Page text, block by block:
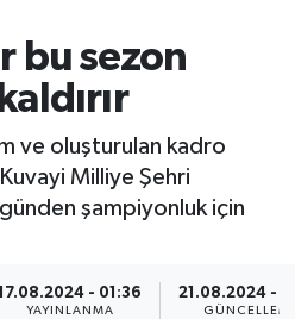
bu sezon
ve oluşturulan kadro
Milliye Şehri
şampiyonluk için
- 01:36
YAYINLANMA
21.08.2024 -